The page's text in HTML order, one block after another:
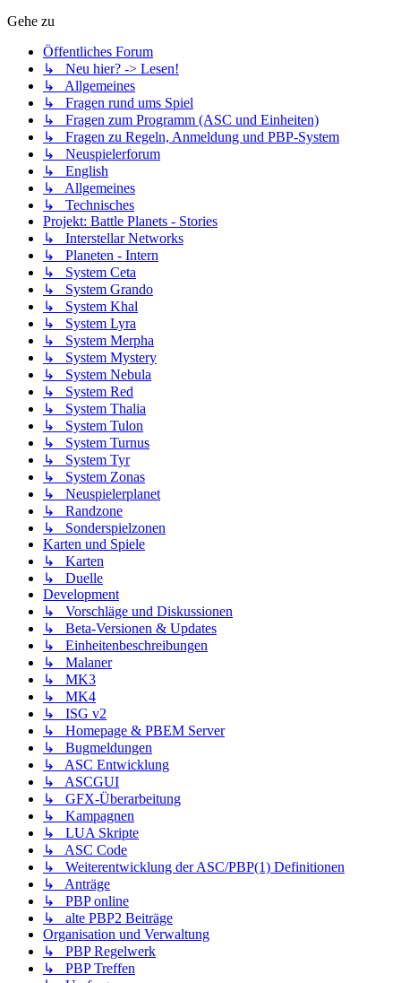
Gehe zu
Öffentliches Forum
↳ Neu hier? -> Lesen!
↳ Allgemeines
↳ Fragen rund ums Spiel
↳ Fragen zum Programm (ASC und Einheiten)
↳ Fragen zu Regeln, Anmeldung und PBP-System
↳ Neuspielerforum
↳ English
↳ Allgemeines
↳ Technisches
Projekt: Battle Planets - Stories
↳ Interstellar Networks
↳ Planeten - Intern
↳ System Ceta
↳ System Grando
↳ System Khal
↳ System Lyra
↳ System Merpha
↳ System Mystery
↳ System Nebula
↳ System Red
↳ System Thalia
↳ System Tulon
↳ System Turnus
↳ System Tyr
↳ System Zonas
↳ Neuspielerplanet
↳ Randzone
↳ Sonderspielzonen
Karten und Spiele
↳ Karten
↳ Duelle
Development
↳ Vorschläge und Diskussionen
↳ Beta-Versionen & Updates
↳ Einheitenbeschreibungen
↳ Malaner
↳ MK3
↳ MK4
↳ ISG v2
↳ Homepage & PBEM Server
↳ Bugmeldungen
↳ ASC Entwicklung
↳ ASCGUI
↳ GFX-Überarbeitung
↳ Kampagnen
↳ LUA Skripte
↳ ASC Code
↳ Weiterentwicklung der ASC/PBP(1) Definitionen
↳ Anträge
↳ PBP online
↳ alte PBP2 Beiträge
Organisation und Verwaltung
↳ PBP Regelwerk
↳ PBP Treffen